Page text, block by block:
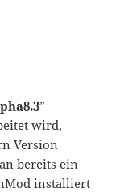
”
wird,
Version
bereits ein
installiert